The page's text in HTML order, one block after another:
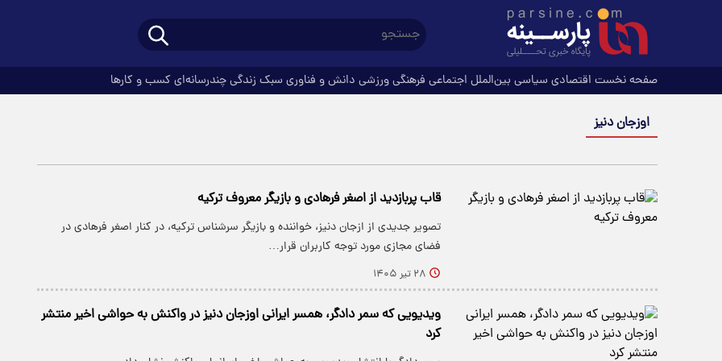
صفحه نخست اقتصادی سیاسی بین‌الملل اجتماعی فرهنگیورزشی دانش و فناوری سبک زندگیچندرسانه‌ای کسب و کارها
اوزجان دنیز
قاب پربازدید از اصغر فرهادی و بازیگر معروف ترکیه
تصویر جدیدی از ازجان دنیز، خواننده و بازیگر سرشناس ترکیه، در کنار اصغر فرهادی در
فضای مجازی مورد توجه کاربران قرار…
۲۸ تیر ۱۴۰۵
ویدیویی که سمر دادگر، همسر ایرانی اوزجان دنیز در واکنش به حواشی اخیر منتشر
کرد